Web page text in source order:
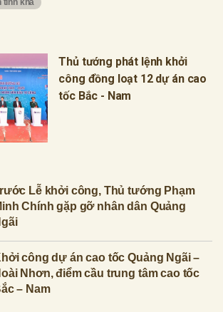
tỉnh khá
Thủ tướng phát lệnh khởi
công đồng loạt 12 dự án cao
tốc Bắc - Nam
Lễ khởi công, Thủ tướng Phạm
Chính gặp gỡ nhân dân Quảng
công dự án cao tốc Quảng Ngãi –
Nhơn, điểm cầu trung tâm cao tốc
– Nam